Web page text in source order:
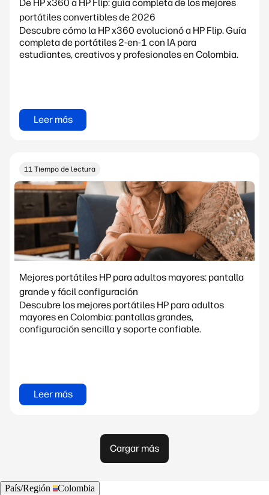
De HP x360 a HP Flip: guía completa de los mejores
portátiles convertibles de 2026
Descubre cómo la HP x360 evolucionó a HP Flip. Guía
completa de portátiles 2-en-1 con IA para
estudiantes, creativos y profesionales en Colombia.
Leer más
11 Tiempo de lectura
Mejores portátiles HP para adultos mayores: pantalla
grande y fácil configuración
Descubre los mejores portátiles HP para adultos
mayores en Colombia: pantallas grandes,
configuración sencilla y soporte confiable.
Leer más
Cargar más
País/Región
Colombia